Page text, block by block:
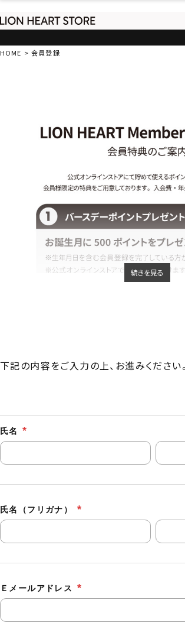
HOME 会員登録
続きを見る
下記の内容をご入力の上、お進みください。
氏名
氏名（フリガナ）
Ｅメールアドレス